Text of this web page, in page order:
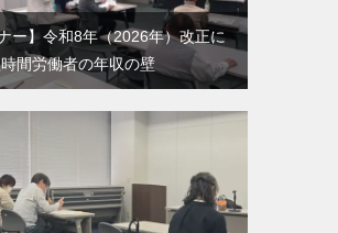
ー】令和8年（2026年）改正に
間労働者の年収の壁